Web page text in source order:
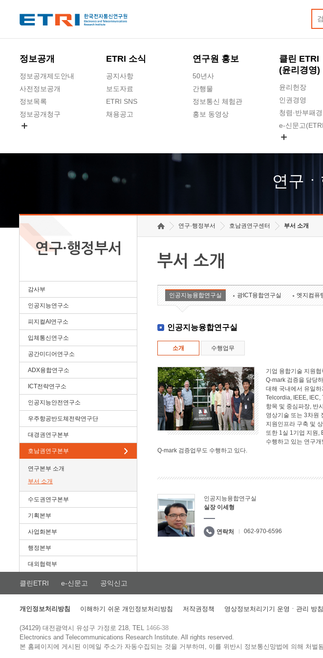
정보공개
정보공개제도안내
사전정보공개
정보목록
정보공개청구
ETRI 소식
공지사항
보도자료
ETRI SNS
채용공고
연구원 홍보
50년사
간행물
정보통신 체험관
홍보 동영상
클린 ETRI
(윤리경영)
윤리헌장
인권경영
청렴·반부패
e-신문고
고객의소리
수의계약 현황
연구
연구·행정부서
감사부
인공지능연구소
피지컬AI연구소
입체통신연구소
공간미디어연구소
ADX융합연구소
ICT전략연구소
인공지능안전연구소
우주항공반도체전략연구단
대경권연구본부
호남권연구본부
연구본부 소개
부서 소개
수도권연구본부
기획본부
사업화본부
행정본부
대외협력부
연구·행정부서 호남권연구센터 부서 소개
부서 소개
인공지능융합연구실 광ICT융합연구실 엣지컴퓨
인공지능융합연구실
소개 수행업무
기업 융합기술 지원
Q-mark 검증을 담당
대해 국내에서 유일
Telcordia, IEEE, IEC,
항목 및 중심파장, 반
영상기술 또는 3차원
지원인프라 구축 및
또한 1실 1기업 지원,
수행하고 있는 연구
Q-mark 검증업무도 수행하고 있다.
인공지능융합연구실
실장 이세형
연락처 062-970-6596
클린ETRI e-신문고 공익신고
개인정보처리방침 이해하기 쉬운 개인정보처리방침 저작권정책 영상정보처리기기 운영ㆍ관리 방침
(34129) 대전광역시 유성구 가정로 218, TEL 1466-38
Electronics and Telecommunications Research Institute.All rights reserved.
본 홈페이지에 게시된 이메일 주소가 자동수집되는 것을 거부하며, 이를 위반시 정보통신망법에 의해 처벌